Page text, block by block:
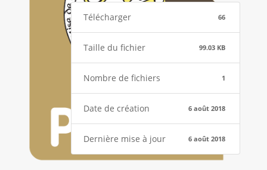
Télécharger 66
Taille du fichier 99.03 KB
Nombre de fichiers 1
Date de création 6 août 2018
Dernière mise à jour 6 août 2018